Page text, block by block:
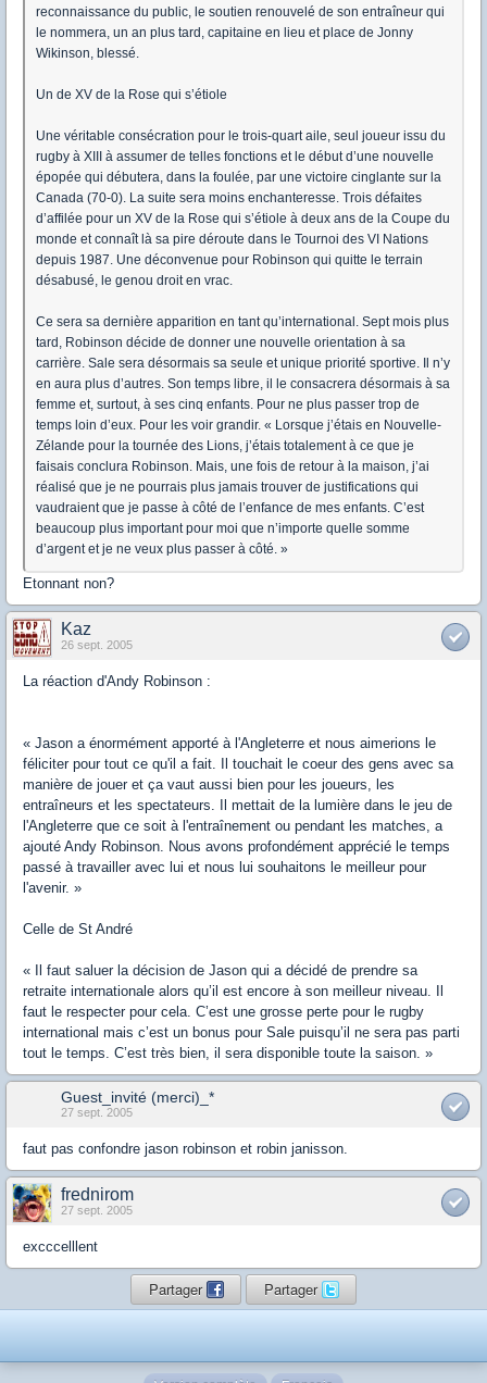
reconnaissance du public, le soutien renouvelé de son entraîneur qui
le nommera, un an plus tard, capitaine en lieu et place de Jonny
Wikinson, blessé.
Un de XV de la Rose qui s’étiole
Une véritable consécration pour le trois-quart aile, seul joueur issu du
rugby à XIII à assumer de telles fonctions et le début d’une nouvelle
épopée qui débutera, dans la foulée, par une victoire cinglante sur la
Canada (70-0). La suite sera moins enchanteresse. Trois défaites
d’affilée pour un XV de la Rose qui s’étiole à deux ans de la Coupe du
monde et connaît là sa pire déroute dans le Tournoi des VI Nations
depuis 1987. Une déconvenue pour Robinson qui quitte le terrain
désabusé, le genou droit en vrac.
Ce sera sa dernière apparition en tant qu’international. Sept mois plus
tard, Robinson décide de donner une nouvelle orientation à sa
carrière. Sale sera désormais sa seule et unique priorité sportive. Il n’y
en aura plus d’autres. Son temps libre, il le consacrera désormais à sa
femme et, surtout, à ses cinq enfants. Pour ne plus passer trop de
temps loin d’eux. Pour les voir grandir. « Lorsque j’étais en Nouvelle-
Zélande pour la tournée des Lions, j’étais totalement à ce que je
faisais conclura Robinson. Mais, une fois de retour à la maison, j’ai
réalisé que je ne pourrais plus jamais trouver de justifications qui
vaudraient que je passe à côté de l’enfance de mes enfants. C’est
beaucoup plus important pour moi que n’importe quelle somme
d’argent et je ne veux plus passer à côté. »
Etonnant non?
Kaz
26 sept. 2005
La réaction d'Andy Robinson :
« Jason a énormément apporté à l'Angleterre et nous aimerions le
féliciter pour tout ce qu'il a fait. Il touchait le coeur des gens avec sa
manière de jouer et ça vaut aussi bien pour les joueurs, les
entraîneurs et les spectateurs. Il mettait de la lumière dans le jeu de
l'Angleterre que ce soit à l'entraînement ou pendant les matches, a
ajouté Andy Robinson. Nous avons profondément apprécié le temps
passé à travailler avec lui et nous lui souhaitons le meilleur pour
l'avenir. »
Celle de St André
« Il faut saluer la décision de Jason qui a décidé de prendre sa
retraite internationale alors qu’il est encore à son meilleur niveau. Il
faut le respecter pour cela. C’est une grosse perte pour le rugby
international mais c’est un bonus pour Sale puisqu’il ne sera pas parti
tout le temps. C’est très bien, il sera disponible toute la saison. »
Guest_invité (merci)_*
27 sept. 2005
faut pas confondre jason robinson et robin janisson.
frednirom
27 sept. 2005
excccelllent
Partager Partager